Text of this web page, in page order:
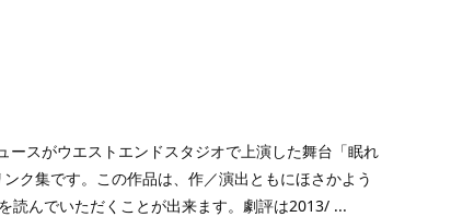
ースがウエストエンドスタジオで上演した舞台「眠れ
ク集です。この作品は、作／演出ともにほさかよう
読んでいただくことが出来ます。劇評は2013/ ...